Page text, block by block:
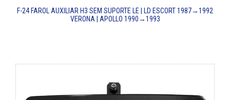
F-24FAROL AUXILIAR H3 SEM SUPORTE LE | LD ESCORT 1987→1992
VERONA | APOLLO 1990→1993